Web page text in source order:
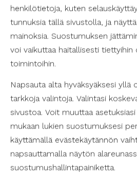
henkilötietoja, kuten
tunnuksia tällä sivustolla, ja
mainoksia. Suostumuksen
voi vaikuttaa haitallisesti tiettyihin
toimintoihin.
Napsauta alta hyväksyäksesi yllä
tarkkoja valintoja. Valintasi
sivustoa. Voit muuttaa
mukaan lukien suostumuksesi
käyttämällä evästekäytännön
napsauttamalla näytön
suostumushallintapainiketta.
järjestetään vuosittain lukuisia
musiikkitapahtumia,
elokuvanäytöksiä sekä
Pirkanmaalla on kiinnitetään
esteettömyyteen ja pyritään
tapahtumapaikat ja
ottaneet huomioon erilaiset
varmistaneet esteettömän
Esimerkiksi pyörätuolilla
osallistua konserttiin tai
tilat on suunniteltu
noudattaen. Esimerkiksi Visit